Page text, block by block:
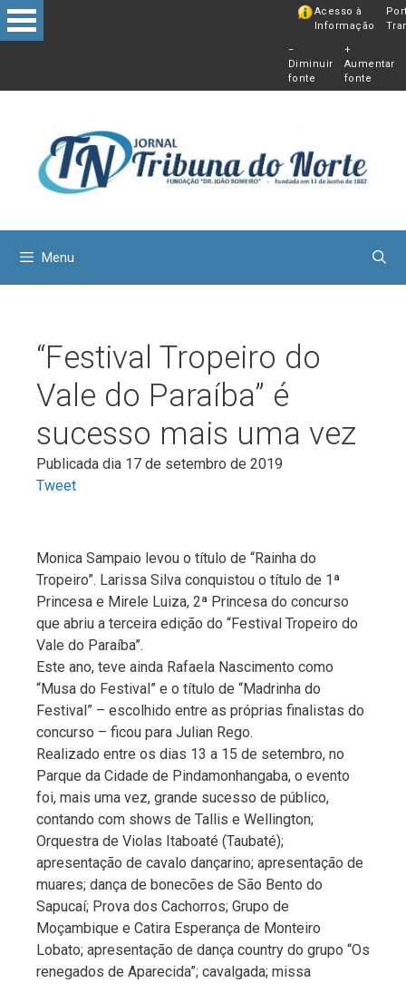
Pular
para
Acesso à
Informação
−
Diminuir
fonte
+
Aumentar
fonte
Menu
“Festival Tropeiro do
Vale do Paraíba” é
sucesso mais uma vez
Publicada dia 17 de setembro de 2019
Tweet
Monica Sampaio levou o título de “Rainha do
Tropeiro”. Larissa Silva conquistou o título de 1ª
Princesa e Mirele Luiza, 2ª Princesa do concurso
que abriu a terceira edição do “Festival Tropeiro do
Vale do Paraíba”.
Este ano, teve ainda Rafaela Nascimento como
“Musa do Festival” e o título de “Madrinha do
Festival” – escolhido entre as próprias finalistas do
concurso – ficou para Julian Rego.
Realizado entre os dias 13 a 15 de setembro, no
Parque da Cidade de Pindamonhangaba, o evento
foi, mais uma vez, grande sucesso de público,
contando com shows de Tallis e Wellington;
Orquestra de Violas Itaboaté (Taubaté);
apresentação de cavalo dançarino; apresentação de
muares; dança de bonecões de São Bento do
Sapucaí; Prova dos Cachorros; Grupo de
Moçambique e Catira Esperança de Monteiro
Lobato; apresentação de dança country do grupo “Os
renegados de Aparecida”; cavalgada; missa